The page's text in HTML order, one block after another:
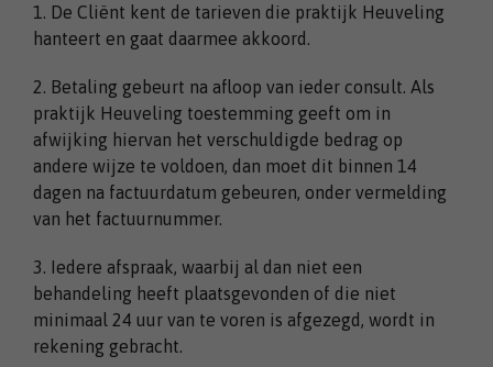
1. De Cliënt kent de tarieven die praktijk Heuveling
hanteert en gaat daarmee akkoord.
2. Betaling gebeurt na afloop van ieder consult. Als
praktijk Heuveling toestemming geeft om in
afwijking hiervan het verschuldigde bedrag op
andere wijze te voldoen, dan moet dit binnen 14
dagen na factuurdatum gebeuren, onder vermelding
van het factuurnummer.
3. Iedere afspraak, waarbij al dan niet een
behandeling heeft plaatsgevonden of die niet
minimaal 24 uur van te voren is afgezegd, wordt in
rekening gebracht.